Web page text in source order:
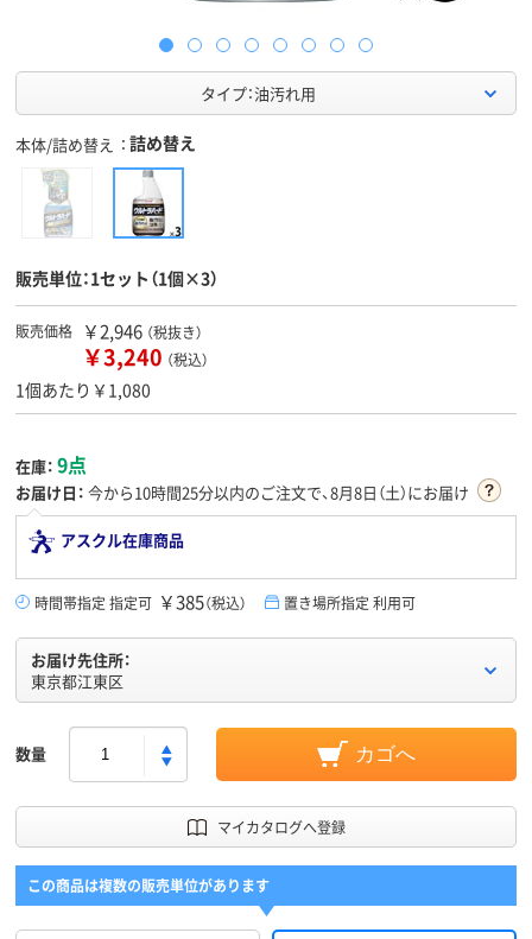
タイプ：油汚れ用
本体/詰め替え 詰め替え
販売単位：1セット（1個×3）
販売価格 ￥2,946 （税抜き）
￥3,240 （税込）
1個あたり￥1,080
在庫： 9点
お届け日： 今から10時間25分以内のご注文で、8月8日（土）にお届け
アスクル在庫商品
時間帯指定 指定可 ￥385（税込） 置き場所指定 利用可
お届け先住所：
東京都江東区
数量 カゴへ
マイカタログへ登録
この商品は複数の販売単位があります